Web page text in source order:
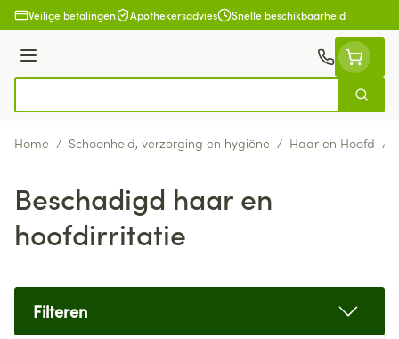
Ga naar de inhoud
Veilige betalingen Apothekersadvies Snelle beschikbaarheid
Menu
Zoek
Home / Schoonheid, verzorging en hygiëne / Haar en Hoofd /
Beschadigd haar en
hoofdirritatie
Filteren